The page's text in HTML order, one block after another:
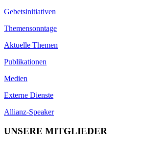
Gebetsinitiativen
Themensonntage
Aktuelle Themen
Publikationen
Medien
Externe Dienste
Allianz-Speaker
UNSERE MITGLIEDER